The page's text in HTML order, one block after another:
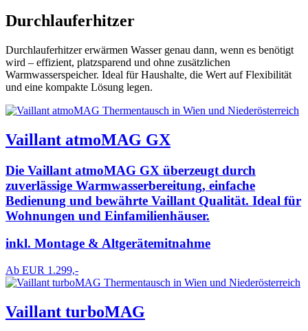
Durchlauferhitzer
Durchlauferhitzer erwärmen Wasser genau dann, wenn es benötigt
wird – effizient, platzsparend und ohne zusätzlichen
Warmwasserspeicher. Ideal für Haushalte, die Wert auf Flexibilität
und eine kompakte Lösung legen.
Vaillant atmoMAG GX
Die Vaillant atmoMAG GX überzeugt durch
zuverlässige Warmwasserbereitung, einfache
Bedienung und bewährte Vaillant Qualität. Ideal für
Wohnungen und Einfamilienhäuser.
inkl. Montage & Altgerätemitnahme
Ab EUR 1.299,-
Vaillant turboMAG